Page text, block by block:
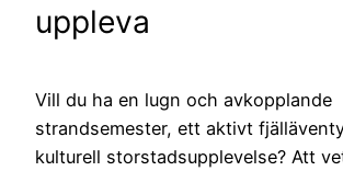
uppleva
Vill du ha en lugn och avkopplande
strandsemester, ett aktivt
kulturell storstadsupplevelse? Att